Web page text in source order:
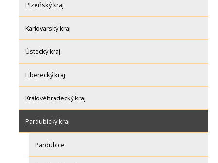
Plzeňský kraj
Karlovarský kraj
Ústecký kraj
Liberecký kraj
Královéhradecký kraj
Pardubický kraj
Pardubice